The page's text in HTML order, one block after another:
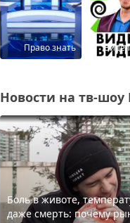
Право знать
Новости на тв-шоу
Боль в животе,
даже смерть: почему